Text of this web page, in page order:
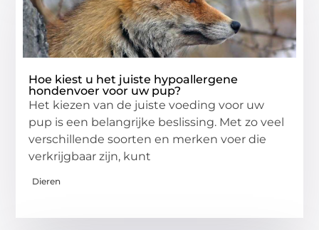
Hoe kiest u het juiste hypoallergene
hondenvoer voor uw pup?
Het kiezen van de juiste voeding voor uw
pup is een belangrijke beslissing. Met zo veel
verschillende soorten en merken voer die
verkrijgbaar zijn, kunt
Dieren